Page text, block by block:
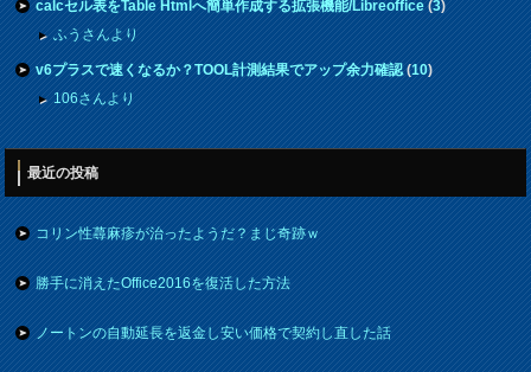
calcセル表をTable Htmlへ簡単作成する拡張機能/Libreoffice(3)
ふうさんより
v6プラスで速くなるか？TOOL計測結果でアップ余力確認(10)
106さんより
最近の投稿
コリン性蕁麻疹が治ったようだ？まじ奇跡ｗ
勝手に消えたOffice2016を復活した方法
ノートンの自動延長を返金し安い価格で契約し直した話